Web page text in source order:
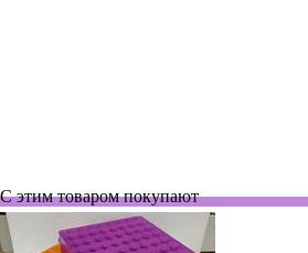
С этим товаром покупают